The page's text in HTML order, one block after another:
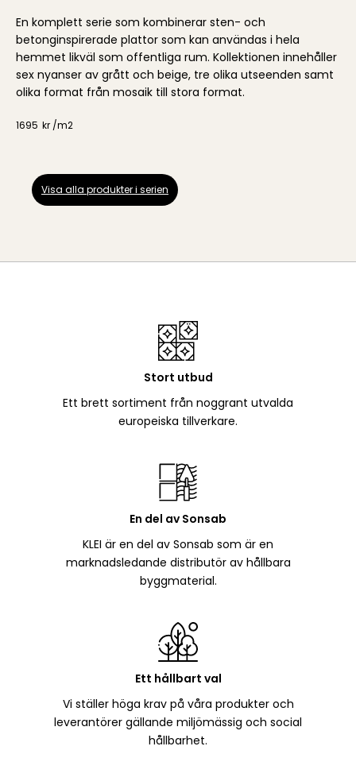
En komplett serie som kombinerar sten- och
betonginspirerade plattor som kan användas i hela
hemmet likväl som offentliga rum. Kollektionen innehåller
sex nyanser av grått och beige, tre olika utseenden samt
olika format från mosaik till stora format.
1695 kr /m2
Visa alla produkter i serien
Stort utbud
Ett brett sortiment från noggrant utvalda
europeiska tillverkare.
En del av Sonsab
KLEI är en del av Sonsab som är en
marknadsledande distributör av hållbara
byggmaterial.
Ett hållbart val
Vi ställer höga krav på våra produkter och
leverantörer gällande miljömässig och social
hållbarhet.